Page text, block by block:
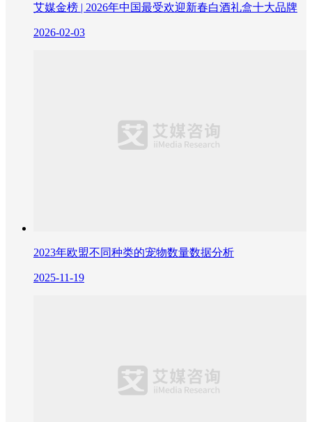
艾媒金榜 | 2026年中国最受欢迎新春白酒礼盒十大品牌
2026-02-03
2023年欧盟不同种类的宠物数量数据分析
2025-11-19